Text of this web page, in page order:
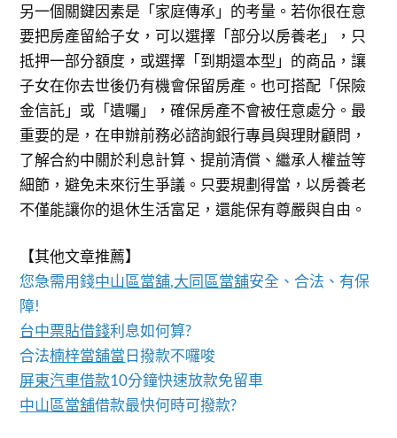
另一個關鍵因素是「家庭傳承」的考量。若你很在意
要把房產留給子女，可以選擇「部分以房養老」，只
抵押一部分額度，或選擇「到期還本型」的商品，讓
子女在你去世後仍有機會保留房產。也可搭配「保險
金信託」或「遺囑」，確保房產不會被任意處分。最
重要的是，在申辦前務必諮詢銀行專員與理財顧問，
了解合約中關於利息計算、提前清償、繼承人權益等
細節，避免未來衍生爭議。只要規劃得當，以房養老
不僅能讓你的退休生活富足，還能保有尊嚴與自由。
【其他文章推薦】
您急需用錢中山區當舖,大同區當舖安全、合法、有保
障!
台中票貼借錢利息如何算?
合法楠梓當舖當日撥款不囉唆
屏東汽車借款10分鐘快速放款免留車
中山區當舖借款最快何時可撥款?